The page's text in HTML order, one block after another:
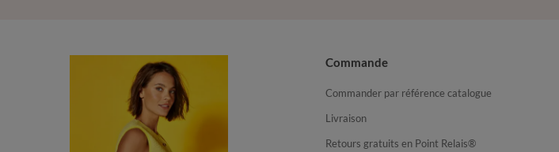
Commande
Commander par référence catalogue
Livraison
Retours gratuits en Point Relais®